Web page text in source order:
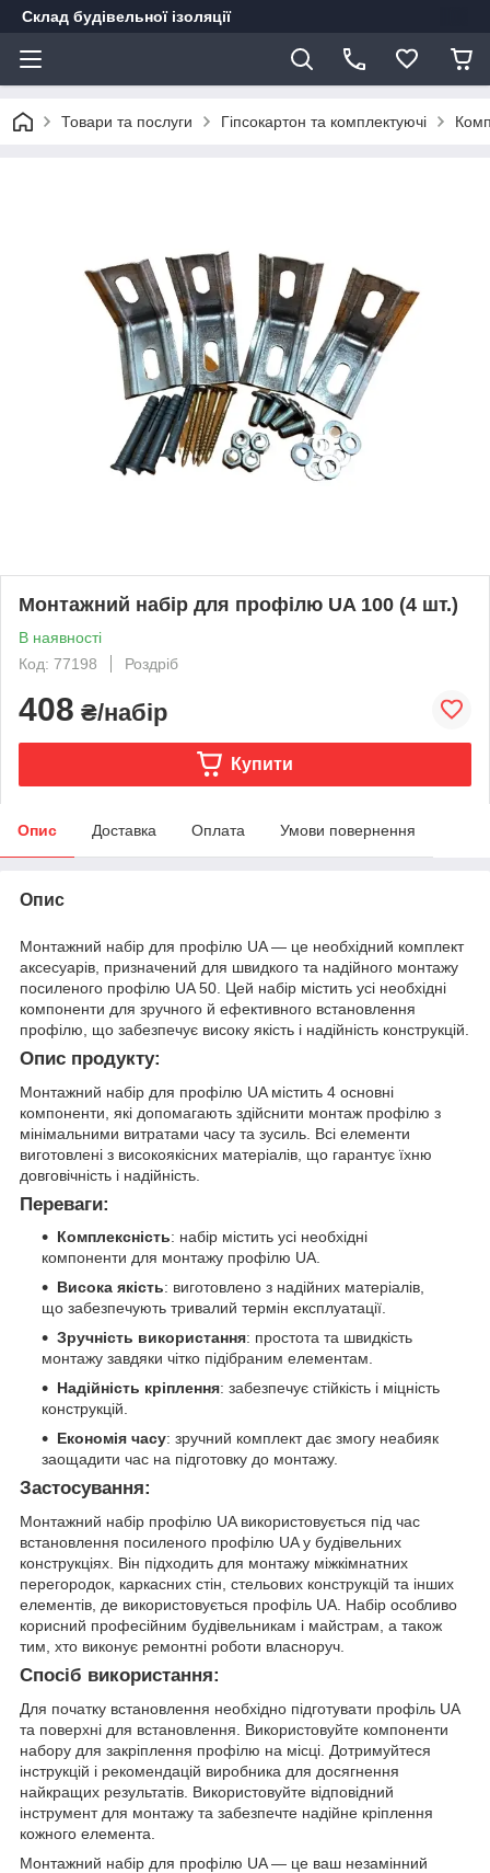
Склад будівельної ізоляції
Товари та послуги Гіпсокартон та комплектуючі
Монтажний набір для профілю UA 100 (4 шт.)
В наявності
Код: 77198
Роздріб
408 ₴/набір
Купити
Опис Доставка Оплата Умови повернення
Опис
Монтажний набір для профілю UA — це необхідний комплект
аксесуарів, призначений для швидкого та надійного монтажу
посиленого профілю UA 50. Цей набір містить усі необхідні
компоненти для зручного й ефективного встановлення
профілю, що забезпечує високу якість і надійність конструкцій.
Опис продукту:
Монтажний набір для профілю UA містить 4 основні
компоненти, які допомагають здійснити монтаж профілю з
мінімальними витратами часу та зусиль. Всі елементи
виготовлені з високоякісних матеріалів, що гарантує їхню
довговічність і надійність.
Переваги:
Комплексність: набір містить усі необхідні
компоненти для монтажу профілю UA.
Висока якість: виготовлено з надійних матеріалів,
що забезпечують тривалий термін експлуатації.
Зручність використання: простота та швидкість
монтажу завдяки чітко підібраним елементам.
Надійність кріплення: забезпечує стійкість і міцність
конструкцій.
Економія часу: зручний комплект дає змогу неабияк
заощадити час на підготовку до монтажу.
Застосування:
Монтажний набір профілю UA використовується під час
встановлення посиленого профілю UA у будівельних
конструкціях. Він підходить для монтажу міжкімнатних
перегородок, каркасних стін, стельових конструкцій та інших
елементів, де використовується профіль UA. Набір особливо
корисний професійним будівельникам і майстрам, а також
тим, хто виконує ремонтні роботи власноруч.
Спосіб використання:
Для початку встановлення необхідно підготувати профіль UA
та поверхні для встановлення. Використовуйте компоненти
набору для закріплення профілю на місці. Дотримуйтеся
інструкцій і рекомендацій виробника для досягнення
найкращих результатів. Використовуйте відповідний
інструмент для монтажу та забезпечте надійне кріплення
кожного елемента.
Монтажний набір для профілю UA — це ваш незамінний